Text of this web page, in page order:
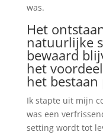
was.
Het
natuurlijke
bewaard
het
het bestaan
Ik stapte uit mijn
was een
setting wordt tot